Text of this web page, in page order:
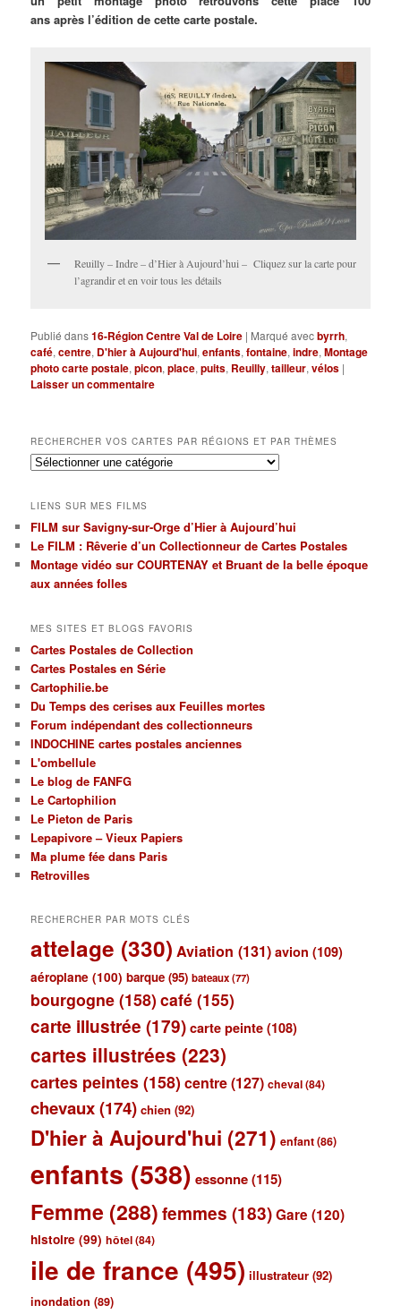
ans après l’édition de cette carte postale.
Reuilly – Indre – d’Hier à Aujourd’hui – Cliquez sur la carte pour
l’agrandir et en voir tous les détails
Publié dans16-Région Centre Val de Loire | Marqué avecbyrrh,
café,centre, D'hier à Aujourd'hui,enfants,fontaine,indre,Montage
photo carte postale,picon,place,puits, Reuilly,tailleur,vélos |
Laisser un commentaire
RECHERCHER VOS CARTES PAR RÉGIONS ET PAR THÈMES
Rechercher
par
régions
et
par
thèmes
LIENS SUR MES FILMS
FILM sur Savigny-sur-Orge d’Hier à Aujourd’hui
Le FILM : Rêverie d’un Collectionneur de Cartes Postales
Montage vidéo sur COURTENAY et Bruant de la belle époque
aux années folles
MES SITES ET BLOGS FAVORIS
Cartes Postales de Collection
Cartes Postales en Série
Cartophilie.be
Du Temps des cerises aux Feuilles mortes
Forum indépendant des collectionneurs
INDOCHINE cartes postales anciennes
L'ombellule
Le blog de FANFG
Le Cartophilion
Le Pieton de Paris
Lepapivore – Vieux Papiers
Ma plume fée dans Paris
Retrovilles
RECHERCHER PAR MOTS CLÉS
attelage (330) Aviation (131) avion (109)
aéroplane (100) barque (95) bateaux(77)
bourgogne (158) café (155)
carte illustrée (179) carte peinte (108)
cartes illustrées (223)
cartes peintes (158) centre(127) cheval(84)
chevaux(174) chien (92)
D'hier à Aujourd'hui (271) enfant(86)
enfants (538) essonne(115)
Femme (288)femmes (183)Gare (120)
histoire (99) hôtel(84)
ile de france (495) illustrateur (92)
inondation (89)